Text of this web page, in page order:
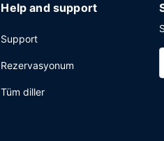
Help and support
Support
Rezervasyonum
Tüm diller